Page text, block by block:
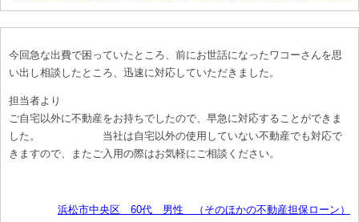
今回急な出費で困っていたところ、前にお世話になったワコーさんを思
い出し相談したところ、迅速に対応していただきました。
担当者より
ご自宅以外に不動産をお持ちでしたので、早急に対応することができま
した。 当社は自宅以外の使用していない不動産でも対応で
きますので、またご入用の際はお気軽にご相談ください。
浜松市中央区 60代 男性 （そのほかの不動産担保ローン）